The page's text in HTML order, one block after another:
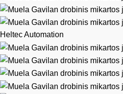
Heltec Automation